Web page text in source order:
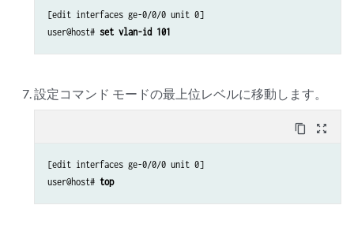
[edit interfaces ge-0/0/0 unit 0]
user@host# set vlan-id 101
設定コマンド モードの最上位レベルに移動します。
content_copy zoom_out_map
[edit interfaces ge-0/0/0 unit 0]
user@host# top